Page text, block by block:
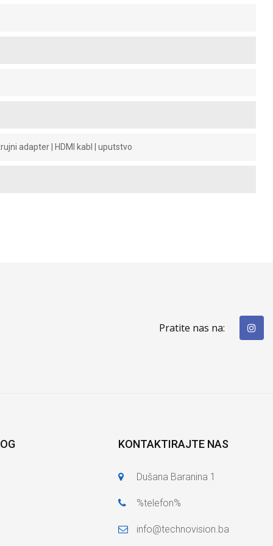
adapter | HDMI kabl | uputstvo
Pratite nas na:
KONTAKTIRAJTE NAS
Dušana Baranina 1
%telefon%
info@technovision.ba